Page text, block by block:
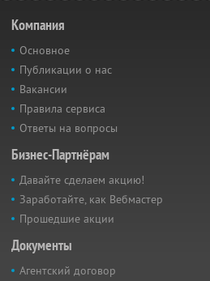
Компания
Основное
Публикации о нас
Вакансии
Правила сервиса
Ответы на вопросы
Бизнес-Партнёрам
Давайте сделаем акцию!
Заработайте, как Вебмастер
Прошедшие акции
Документы
Агентский договор